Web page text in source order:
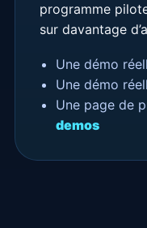
programme
sur davantage
Une démo
Une démo
Une page de
demos